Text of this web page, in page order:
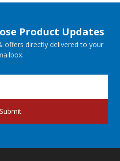
Product Updates
offers directly delivered to your
Submit